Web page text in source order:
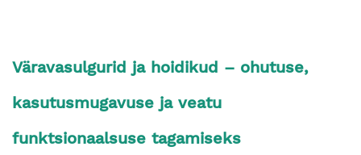
Väravasulgurid ja hoidikud – ohutuse,
kasutusmugavuse ja veatu
funktsionaalsuse tagamiseks